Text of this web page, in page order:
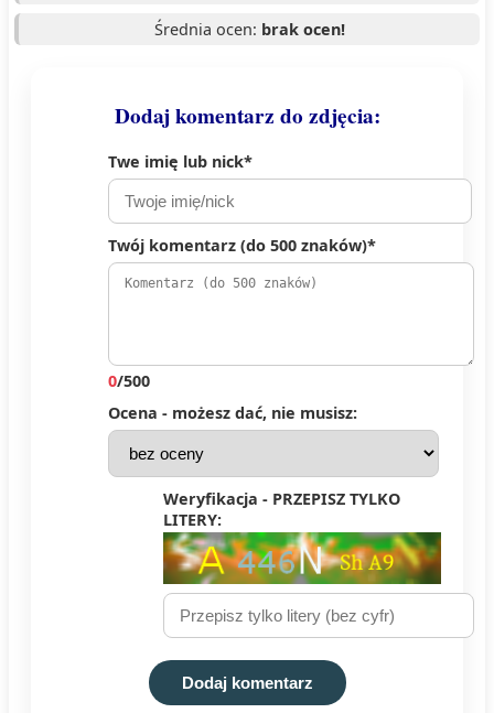
Średnia ocen: brak ocen!
Dodaj komentarz do zdjęcia:
Twe imię lub nick*
Twój komentarz (do 500 znaków)*
0/500
Ocena - możesz dać, nie musisz:
Weryfikacja - PRZEPISZ TYLKO
LITERY:
Dodaj komentarz